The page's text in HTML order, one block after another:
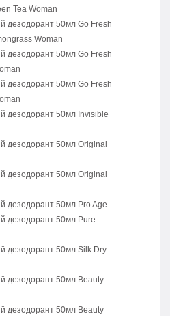
Tea Woman
дезодорант 50мл Go Fresh
Woman
дезодорант 50мл Go Fresh
дезодорант 50мл Go Fresh
дезодорант 50мл Invisible
дезодорант 50мл Original
дезодорант 50мл Original
дезодорант 50мл Pro Age
дезодорант 50мл Pure
дезодорант 50мл Silk Dry
дезодорант 50мл Beauty
дезодорант 50мл Beauty